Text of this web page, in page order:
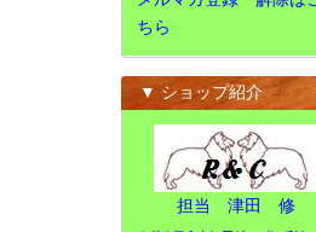
ちら
▼ ショップ紹介
担当 津田 修